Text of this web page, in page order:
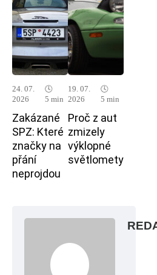
24. 07.
2026
🕓
5 min
Zakázané
SPZ: Které
značky na
přání
neprojdou
19. 07.
2026
🕓
5 min
Proč z aut
zmizely
výklopné
světlomety